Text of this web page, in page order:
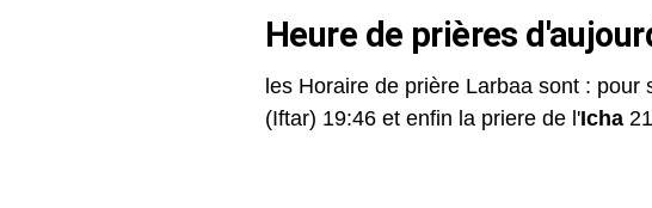
Heure de prières
les Horaire de prière Larbaa sont : pour
(Iftar) 19:46 et enfin la priere de l'Icha